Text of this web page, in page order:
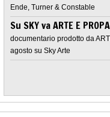
Ende, Turner & Constable
Su SKY va ARTE E
documentario prodotto da
agosto su Sky Arte